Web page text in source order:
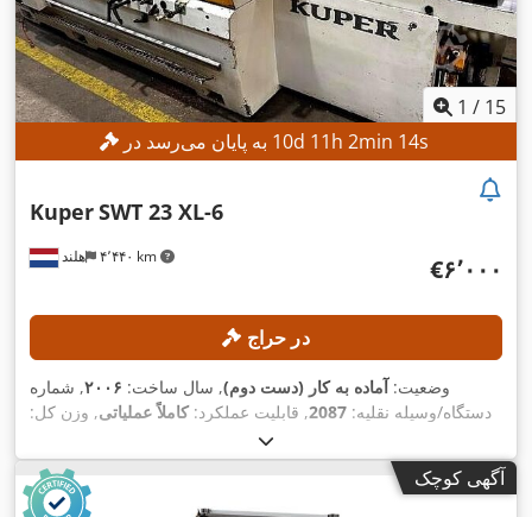
1 / 15
10d 11h 2min 12s
هلند ۴٬۴۴۰ km
KuperSWT 23 XL-6
‎€۶٬۰۰۰
در حراج
وضعیت:آماده به کار (دست دوم), سال ساخت: ۲۰۰۶, شماره
دستگاه/وسیله نقلیه: 2087, قابلیت عملکرد:کاملاً عملیاتی, وزن کل:
۲۳۰ میلی‌متر
میلی‌متر, حداکثر سرعت اسپیندل:۶٬۰۰۰ دور/دقیقه
, ارتفاع کاری:
آگهی کوچک